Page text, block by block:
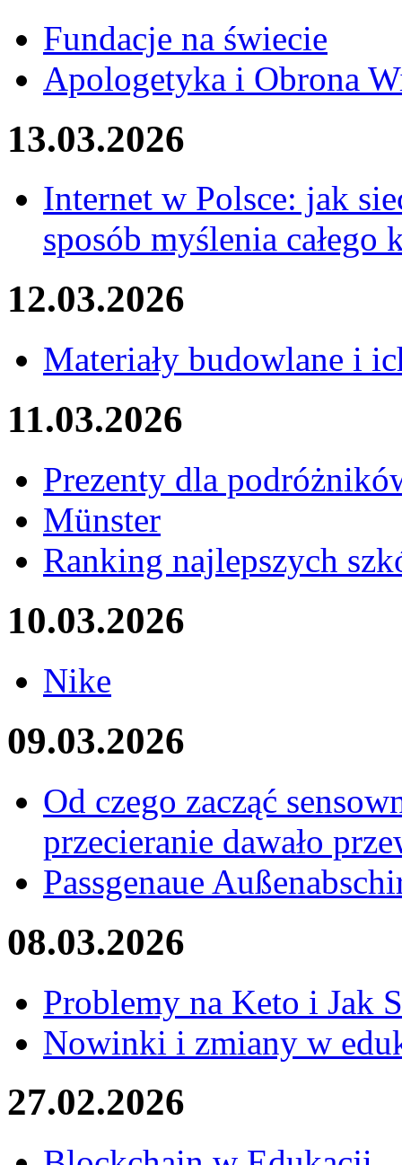
Fundacje na świecie
Apologetyka i Obrona
13.03.2026
Internet w Polsce: jak
sposób myślenia całego
12.03.2026
Materiały budowlane i
11.03.2026
Prezenty dla
Münster
Ranking najlepszych
10.03.2026
Nike
09.03.2026
Od czego zacząć
przecieranie dawało
Passgenaue
08.03.2026
Problemy na Keto i Jak
Nowinki i zmiany w
27.02.2026